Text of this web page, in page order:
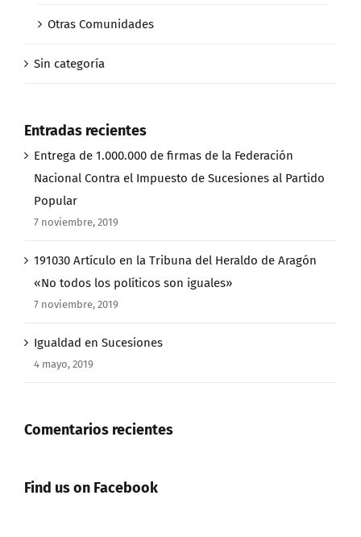
Otras Comunidades
Sin categoría
Entradas recientes
Entrega de 1.000.000 de firmas de la Federación
Nacional Contra el Impuesto de Sucesiones al Partido
Popular
7 noviembre, 2019
191030 Artículo en la Tribuna del Heraldo de Aragón
«No todos los políticos son iguales»
7 noviembre, 2019
Igualdad en Sucesiones
4 mayo, 2019
Comentarios recientes
Find us on Facebook